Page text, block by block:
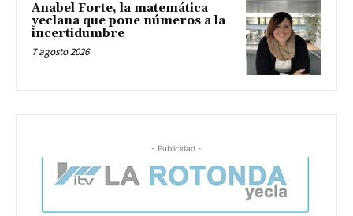
Anabel Forte, la matemática
yeclana que pone números a la
incertidumbre
7 agosto 2026
- Publicidad -